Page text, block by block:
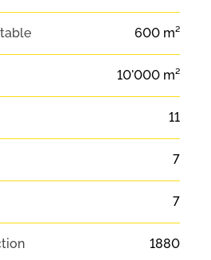
600 m²
10'000 m²
11
7
7
1880